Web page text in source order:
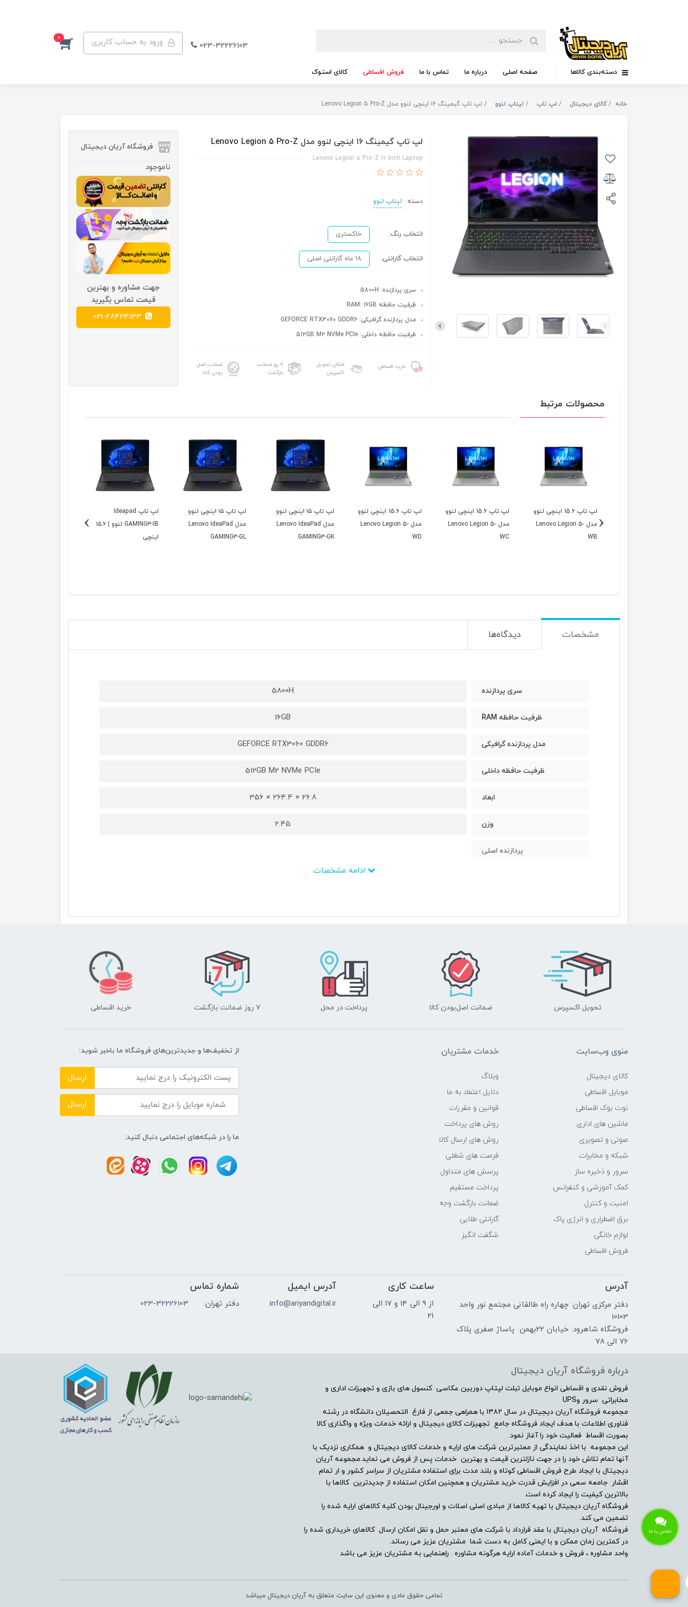
023-32226103 ورود به حساب کاربری 0
دسته‌بندی کالاها صفحه اصلی درباره ما تماس با ما فروش اقساطی کالای استوک
خانه کالای دیجیتال لپ تاپ لپتاپ لنوو لپ تاپ گیمینگ ۱6 اینچی لنوو مدل Lenovo Legion 5 Pro-Z
لپ تاپ گیمینگ ۱6 اینچی لنوو مدل Lenovo Legion 5 Pro-Z
Lenovo Legion 5 Pro-Z 16 Inch Laptop
دسته : لپتاپ لنوو
انتخاب رنگ: خاکستری
انتخاب گارانتی: 18 ماه گارانتی اصلی
سری پردازنده: 5800H
ظرفیت حافظه RAM: 16GB
مدل پردازنده گرافیکی: GEFORCE RTX3060 GDDR6
ظرفیت حافظه داخلی: 512GB M2 NVMe PCIe
خرید اقساطی
امکان تحویل
اکسپرس
۷ روز ضمانت
بازگشت
ضمانت اصل
بودن کالا
فروشگاه آریان دیجیتال
ناموجود
جهت مشاوره و بهترین
قیمت تماس بگیرید
محصولات مرتبط
لپ تاپ 15.6 اینچی لنوو
مدل Lenovo Legion 5-
WB
لپ تاپ 15.6 اینچی لنوو
مدل Lenovo Legion 5-
WC
لپ تاپ 15.6 اینچی لنوو
مدل Lenovo Legion 5-
WD
لپ تاپ ۱۵ اینچی لنوو
مدل Lenovo IdeaPad
GAMING3-GK
لپ تاپ ۱۵ اینچی لنوو
مدل Lenovo IdeaPad
GAMING3-GL
لپ تاپ Ideapad
GAMING3-IB لنوو | ۱۵.۶
اینچی
‹
›
مشخصات دیدگاه‌ها
سری پردازنده 5800H
ظرفیت حافظه RAM 16GB
مدل پردازنده گرافیکی GEFORCE RTX3060 GDDR6
ظرفیت حافظه داخلی 512GB M2 NVMe PCIe
ابعاد 26.8 × 264.4 × 356
وزن 2.45
پردازنده اصلی
3.2 گیگاهرتز تا 4.4 گیگاهرتز
حافظه ی رم
حافظه دستگاه
پردازنده ی گرافیکی
سازنده پردازنده گرافیکی
گرافیکی
مشخصات صفحه نمایش
WQXGA 2K(2560X1600) IPS
دقت صفحه نمایش
صفحه نمایش لمسی
امکانات و سنسورها
درایو نوری
توضیحات درایو نوری
وبکم
مشخصات اسپیکر
بلوتوث
پورت ها و درگاه ارتباطی
حسگر اثر انگشت ندارد
تحویل اکسپرس ضمانت اصل‌بودن کالا پرداخت در محل ۷ روز ضمانت بازگشت خرید اقساطی
منوی وب‌سایت
کالای دیجیتال
موبایل اقساطی
نوت بوک اقساطی
ماشین های اداری
صوتی و تصویری
شبکه و مخابرات
سرور و ذخیره ساز
کمک آموزشی و کنفرانس
امنیت و کنترل
برق اضطراری و انرژی پاک
لوازم خانگی
فروش اقساطی
خدمات مشتریان
وبلاگ
دلایل اعتماد به ما
قوانین و مقررات
روش های پرداخت
روش های ارسال کالا
فرصت های شغلی
پرسش های متداول
پرداخت مستقیم
ضمانت بازگشت وجه
گارانتی طلایی
شگفت انگیز
از تخفیف‌ها و جدیدترین‌های فروشگاه ما باخبر شوید:
ارسال
ارسال
ما را در شبکه‌های اجتماعی دنبال کنید:
آدرس
دفتر مرکزی تهران: چهاره راه طالقانی مجتمع نور واحد
10103
فروشگاه شاهرود: خیابان 22بهمن پاساژ صفری پلاک
76 الی 78
ساعت کاری
از 9 الی 14 و 17 الی
21
آدرس ایمیل
info@ariyandigital.ir
شماره تماس
دفتر تهران: 023-32226103
درباره فروشگاه آریان دیجیتال
فروش نقدی و اقساطی انواع موبایل تبلت لپتاپ دوربین عکاسی کنسول های بازی و تجهیزات اداری و
مخابراتی سرور وUPS
مجموعه فروشگاه آریان دیجیتال در سال ۱۳۸۲ با همراهی جمعی از فارغ التحصیلان دانشگاه در رشته
فناوری اطلاعات با هدف ایجاد فروشگاه جامع تجهیزات کالای دیجیتال و ارائه خدمات ویژه و واگذاری کالا
بصورت اقساط فعالیت خود را آغاز نمود.
این مجموعه با اخذ نمایندگی از معتبرترین شرکت های ارایه و خدمات کالای دیجیتال و همکاری نزدیک با
آنها تمام تلاش خود را در جهت نازلترین قیمت و بهترین خدمات پس از فروش می نماید.مجموعه آریان
دیجیتال با ایجاد طرح فروش اقساطی کوتاه و بلند مدت برای استفاده مشتریان از سراسر کشور و ار تمام
اقشار جامعه سعی در افزایش قدرت خرید مشتریان و همچنین امکان استفاده از جدیدترین کالاها با
بالاترین کیفیت را ایجاد کرده است.
فروشگاه آریان دیجیتال با تهیه کالاها از مبادی اصلی اصلات و اورجینال بودن کلیه کالاهای ارایه شده را
تضمین می کند.
فروشگاه آریان دیجیتال با عقد قرارداد با شرکت های معتبر حمل و نقل امکان ارسال کالاهای خریداری شده را
در کمترین زمان ممکن و با ایمنی کامل به دست شما مشتریان عزیز می رساند.
واحد مشاوره ، فروش و خدمات آماده ارایه هرگونه مشاوره . راهنمایی به مشتریان عزیز می باشد
تمامی حقوق مادی و معنوی این سایت متعلق به آریان دیجیتال میباشد
تماس با ما